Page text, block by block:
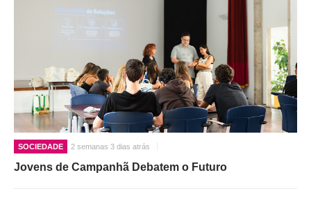
SOCIEDADE 2 semanas 3 dias atrás
Jovens de Campanhã Debatem o Futuro